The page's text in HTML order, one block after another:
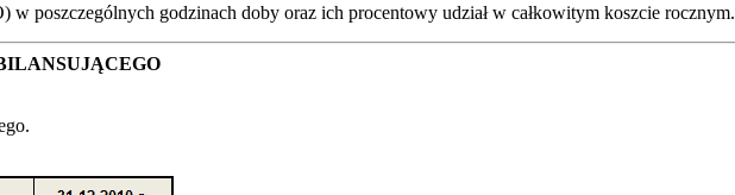
w poszczególnych godzinach doby oraz ich procentowy udział w całkowitym koszcie rocznym.